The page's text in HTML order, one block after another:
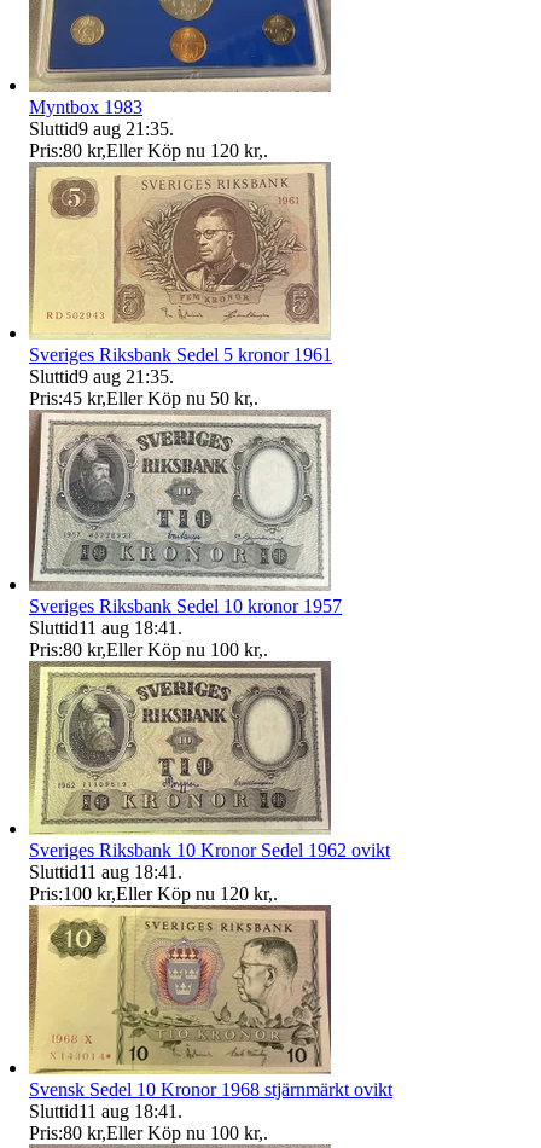
Myntbox 1983
Sluttid9 aug 21:35.
Pris:80 kr,Eller Köp nu 120 kr,.
Sveriges Riksbank Sedel 5 kronor 1961
Sluttid9 aug 21:35.
Pris:45 kr,Eller Köp nu 50 kr,.
Sveriges Riksbank Sedel 10 kronor 1957
Sluttid11 aug 18:41 .
Pris:80 kr,Eller Köp nu 100 kr,.
Sveriges Riksbank 10 Kronor Sedel 1962 ovikt
Sluttid11 aug 18:41 .
Pris:100 kr,Eller Köp nu 120 kr,.
Svensk Sedel 10 Kronor 1968 stjärnmärkt ovikt
Sluttid11 aug 18:41 .
Pris:80 kr,Eller Köp nu 100 kr,.